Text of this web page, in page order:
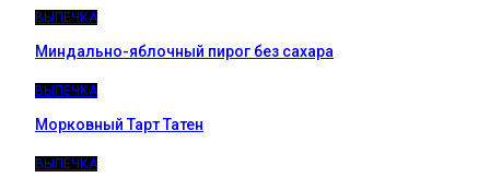
ВЫПЕЧКА
Миндально-яблочный пирог без сахара
ВЫПЕЧКА
Морковный Тарт Татен
ВЫПЕЧКА